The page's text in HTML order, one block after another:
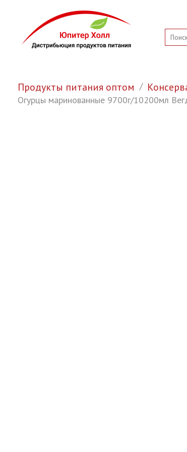
Продукты питания оптом
Огурцы маринованные 9700г/10200мл